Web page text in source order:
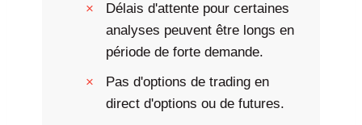
Délais d'attente pour certaines
analyses peuvent être longs en
période de forte demande.
Pas d'options de trading en
direct d'options ou de futures.